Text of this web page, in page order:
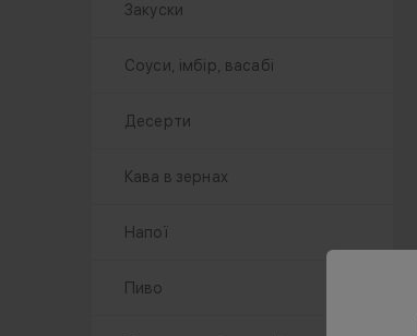
Закуски
Соуси, імбір, васабі
Десерти
Кава в зернах
Напої
Пиво